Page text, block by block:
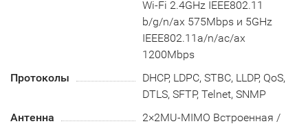
Wi-Fi 2.4GHz IEEE802.11
b/g/n/ax 575Mbps и 5GHz
IEEE802.11a/n/ac/ax
1200Mbps
Протоколы
DHCP, LDPC, STBC, LLDP, QoS,
DTLS, SFTP, Telnet, SNMP
Антенна
2×2MU-MIMO Встроенная /